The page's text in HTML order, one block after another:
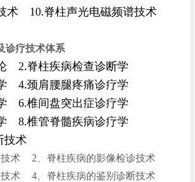
术 10.脊柱声光电磁频谱技术
诊疗技术体系
2.脊柱疾病检查诊断学
4.颈肩腰腿疼痛诊疗学
6.椎间盘突出症诊疗学
8.椎管脊髓疾病诊疗学
技术
技术 2、脊柱疾病的影像检诊技术
技术 4、脊柱疾病的鉴别诊断技术